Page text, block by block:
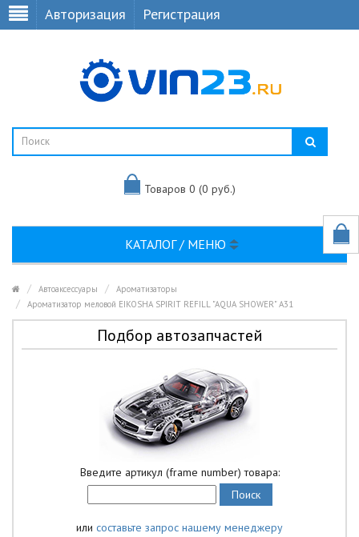
Авторизация Регистрация
Товаров 0 (0 руб.)
КАТАЛОГ / МЕНЮ
Автоаксессуары
Ароматизаторы
Ароматизатор меловой EIKOSHA SPIRIT REFILL "AQUA SHOWER" A31
Подбор автозапчастей
Введите артикул (frame number) товара:
или составьте запрос нашему менеджеру